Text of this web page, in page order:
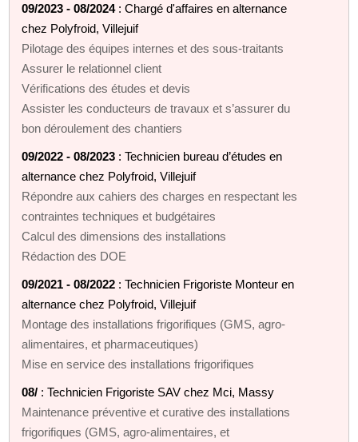
09/2023 - 08/2024: Chargé d'affaires en alternance
chez Polyfroid, Villejuif
Pilotage des équipes internes et des sous-traitants
Assurer le relationnel client
Vérifications des études et devis
Assister les conducteurs de travaux et s’assurer du
bon déroulement des chantiers
09/2022 - 08/2023 : Technicien bureau d’études en
alternance chez Polyfroid, Villejuif
Répondre aux cahiers des charges en respectant les
contraintes techniques et budgétaires
Calcul des dimensions des installations
Rédaction des DOE
09/2021 - 08/2022 : Technicien Frigoriste Monteur en
alternance chez Polyfroid, Villejuif
Montage des installations frigorifiques (GMS, agro-
alimentaires, et pharmaceutiques)
Mise en service des installations frigorifiques
08/ : Technicien Frigoriste SAV chez Mci, Massy
Maintenance préventive et curative des installations
frigorifiques (GMS, agro-alimentaires, et